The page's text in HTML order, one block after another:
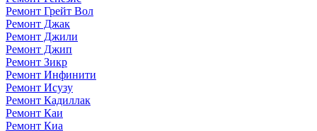
Ремонт Грейт Вол
Ремонт Джак
Ремонт Джили
Ремонт Джип
Ремонт Зикр
Ремонт Инфинити
Ремонт Исузу
Ремонт Кадиллак
Ремонт Каи
Ремонт Киа